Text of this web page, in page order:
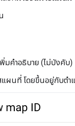
มคำอธิบาย (ไม่บังคับ)
สแผนที่ โดยขึ้นอยู่กับ